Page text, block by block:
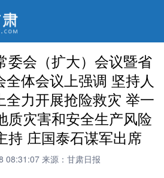
委会（扩大）会议暨省
体会议上强调 坚持人
全力开展抢险救灾 举一
质灾害和安全生产风险
持 庄国泰石谋军出席
08:31:07 来源：甘肃日报